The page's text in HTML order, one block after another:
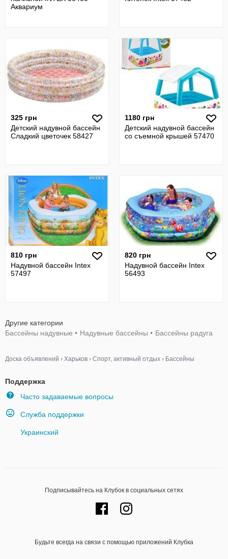
Аквариум
325 грн
Детский надувной бассейн
Сладкий цветочек 58427
1180 грн
Детский надувной бассейн
со съемной крышей 57470
810 грн
Надувной бассейн Intex
57497
820 грн
Надувной бассейн Intex
56493
Другие категории
Бассейны надувные • Надувные бассейны • Бассейны радуга
Доска объявлений › Харьков › Спорт, активный отдых › Бассейны
Поддержка
Часто задаваемые вопросы
Служба поддержки
Украинский
Подписывайтесь на Клубок в социальных сетях
Будьте всегда на связи с помощью приложений Клубка